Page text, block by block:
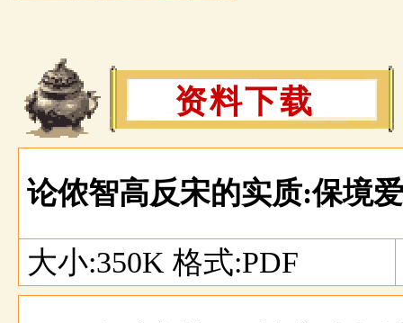
资料下载
论侬智高反宋的实质:保境
大小:350K 格式:PDF